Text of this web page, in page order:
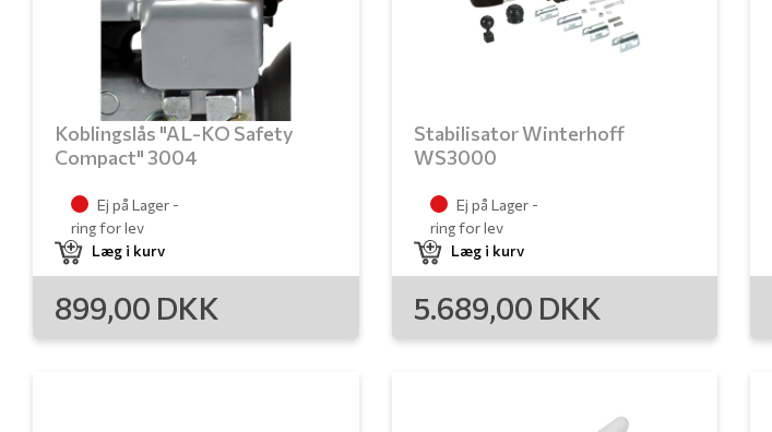
Koblingslås "AL-KO Safety
Compact" 3004
Ej på Lager -
ring for lev
Læg i kurv
899,00 DKK
Stabilisator Winterhoff
WS3000
Ej på Lager -
ring for lev
Læg i kurv
5.689,00 DKK